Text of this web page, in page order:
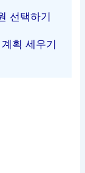
선택하기
획 세우기